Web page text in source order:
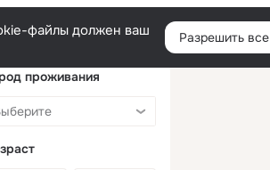
файлы должен ваш
Разрешить все
проживания